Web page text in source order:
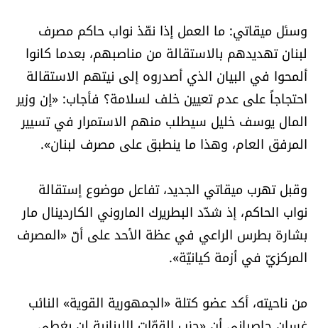
للتاريخ
فيديو
من نحن
للتواصل معنا
شروط الاستخدام
شروط الإشتراك
وسئل ميقاتي: ما العمل إذا نفّذ نواب حاكم مصرف
لبنان تهديدهم بالاستقالة من مناصبهم، بعدما كانوا
ألمحوا في البيان الذي أصدروه إلى نيتهم الاستقالة
احتجاجاً على عدم تعيين خلف لسلامة؟ فأجاب: «إن وزير
المال يوسف خليل سيطلب منهم الاستمرار في تسيير
المرفق العام، وهذا ما ينطبق على مصرف لبنان».
وقبل تهرب ميقاتي الجديد، تفاعل موضوع إستقالة
نواب الحاكم، إذ شدّد البطريرك الماروني الكاردينال مار
بشارة بطرس الراعي في عظة الأحد على أنّ «المصرف
المركزيّ في أزمة كيانيّة».
من ناحيته، أكد عضو كتلة «الجمهورية القوية» النائب